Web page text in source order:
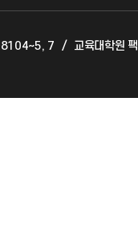
국제교
7 / 교육대학원